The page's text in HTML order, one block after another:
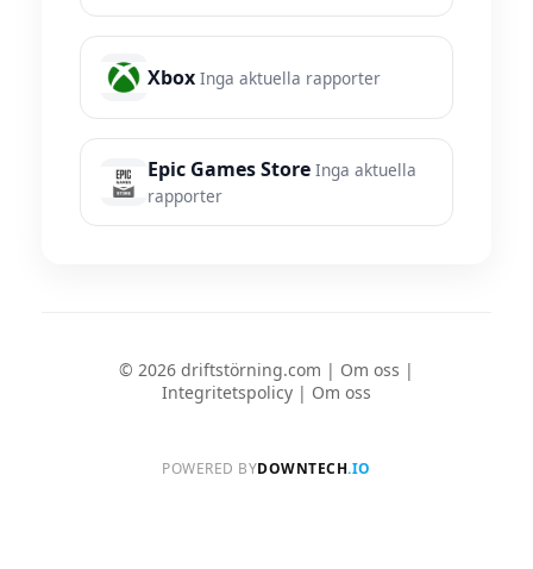
Xbox Inga aktuella rapporter
Epic Games Store Inga aktuella
rapporter
© 2026 driftstörning.com | Om oss |
Integritetspolicy | Om oss
POWERED BYDOWNTECH.IO